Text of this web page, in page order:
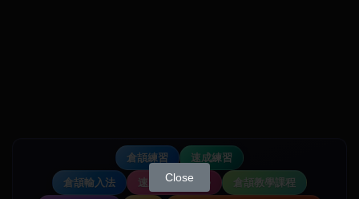
倉頡練習
速成練習
倉頡輸入法
速成輸入法教學
倉頡教學課程
Close